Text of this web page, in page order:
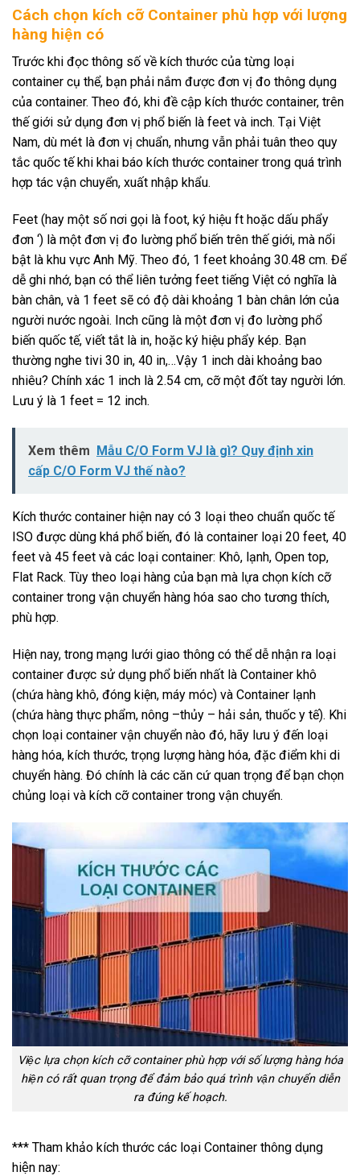
Cách chọn kích cỡ Container phù hợp với lượng
hàng hiện có
Trước khi đọc thông số về kích thước của từng loại
container cụ thể, bạn phải nắm được đơn vị đo thông dụng
của container. Theo đó, khi đề cập kích thước container, trên
thế giới sử dụng đơn vị phổ biến là feet và inch. Tại Việt
Nam, dù mét là đơn vị chuẩn, nhưng vẫn phải tuân theo quy
tắc quốc tế khi khai báo kích thước container trong quá trình
hợp tác vận chuyển, xuất nhập khẩu.
Feet (hay một số nơi gọi là foot, ký hiệu ft hoặc dấu phẩy
đơn ‘) là một đơn vị đo lường phổ biến trên thế giới, mà nổi
bật là khu vực Anh Mỹ. Theo đó, 1 feet khoảng 30.48 cm. Để
dễ ghi nhớ, bạn có thể liên tưởng feet tiếng Việt có nghĩa là
bàn chân, và 1 feet sẽ có độ dài khoảng 1 bàn chân lớn của
người nước ngoài. Inch cũng là một đơn vị đo lường phổ
biến quốc tế, viết tắt là in, hoặc ký hiệu phẩy kép. Bạn
thường nghe tivi 30 in, 40 in,…Vậy 1 inch dài khoảng bao
nhiêu? Chính xác 1 inch là 2.54 cm, cỡ một đốt tay người lớn.
Lưu ý là 1 feet = 12 inch.
Xem thêm Mẫu C/O Form VJ là gì? Quy định xin
cấp C/O Form VJ thế nào?
Kích thước container hiện nay có 3 loại theo chuẩn quốc tế
ISO được dùng khá phổ biến, đó là container loại 20 feet, 40
feet và 45 feet và các loại container: Khô, lạnh, Open top,
Flat Rack. Tùy theo loại hàng của bạn mà lựa chọn kích cỡ
container trong vận chuyển hàng hóa sao cho tương thích,
phù hợp.
Hiện nay, trong mạng lưới giao thông có thể dễ nhận ra loại
container được sử dụng phổ biến nhất là Container khô
(chứa hàng khô, đóng kiện, máy móc) và Container lạnh
(chứa hàng thực phẩm, nông –thủy – hải sản, thuốc y tế). Khi
chọn loại container vận chuyển nào đó, hãy lưu ý đến loại
hàng hóa, kích thước, trọng lượng hàng hóa, đặc điểm khi di
chuyển hàng. Đó chính là các căn cứ quan trọng để bạn chọn
chủng loại và kích cỡ container trong vận chuyển.
Việc lựa chọn kích cỡ container phù hợp với số lượng hàng hóa
hiện có rất quan trọng để đảm bảo quá trình vận chuyển diễn
ra đúng kế hoạch.
*** Tham khảo kích thước các loại Container thông dụng
hiện nay: